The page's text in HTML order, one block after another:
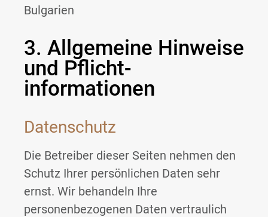
Bulgarien
3. Allgemeine Hinweise
und Pflicht­
informationen
Datenschutz
Die Betreiber dieser Seiten nehmen den
Schutz Ihrer persönlichen Daten sehr
ernst. Wir behandeln Ihre
personenbezogenen Daten vertraulich